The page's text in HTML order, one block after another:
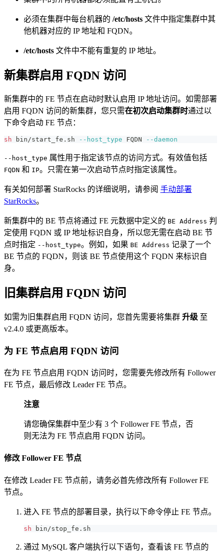
必须在集群中每台机器的 /etc/hosts 文件中指定集群中其
他机器对应的 IP 地址和 FQDN。
/etc/hosts 文件中不能有重复的 IP 地址。
新集群启用 FQDN 访问
新集群中的 FE 节点在启动时默认启用 IP 地址访问。如需部署
启用 FQDN 访问的新集群，您只需在初次启动集群时通过以
下命令启动 FE 节点：
sh bin/start_fe.sh --host_type FQDN --daemon
--host_type 属性用于指定该节点的访问方式。有效值包括
FQDN 和 IP。只需在第一次启动节点时指定该属性。
有关如何部署 StarRocks 的详细说明，请参阅 手动部署
StarRocks。
新集群中的 BE 节点将通过 FE 元数据中定义的 BE Address 判
定使用 FQDN 或 IP 地址标识自身，所以您无需在启动 BE 节
点时指定 --host_type。例如，如果 BE Address 记录了一个
BE 节点的 FQDN，则该 BE 节点使用这个 FQDN 来标识自
身。
旧集群启用 FQDN 访问
如需为旧集群启用 FQDN 访问，您首先需要将集群 升级 至
v2.4.0 或更高版本。
为 FE 节点启用 FQDN 访问
在为 FE 节点启用 FQDN 访问时，您需要先修改所有 Follower
FE 节点，最后修改 Leader FE 节点。
注意
请您确保集群中至少有 3 个 Follower FE 节点，否
则无法为 FE 节点启用 FQDN 访问。
修改 Follower FE 节点
在修改 Leader FE 节点前，请务必首先修改所有 Follower FE
节点。
进入 FE 节点的部署目录，执行以下命令停止 FE 节点。
sh bin/stop_fe.sh
通过 MySQL 客户端执行以下语句，查看该 FE 节点的